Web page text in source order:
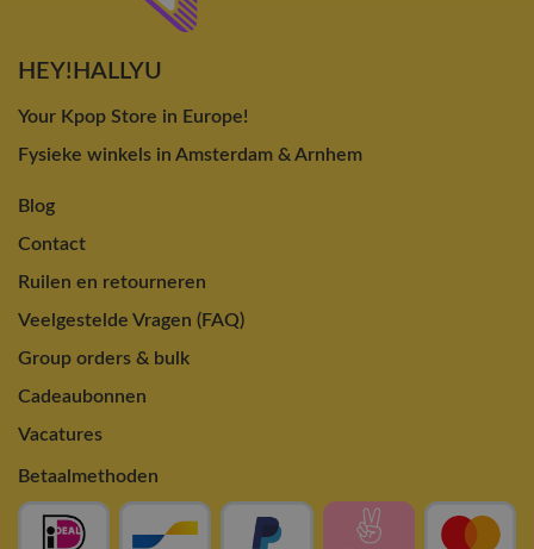
HEY!HALLYU
Your Kpop Store in Europe!
Fysieke winkels in Amsterdam & Arnhem
Blog
Contact
Ruilen en retourneren
Veelgestelde Vragen (FAQ)
Group orders & bulk
Cadeaubonnen
Vacatures
Betaalmethoden